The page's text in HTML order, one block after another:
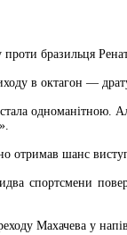
бразильця
в октагон —
одноманітною.
шанс
спортсмени
Махачева у